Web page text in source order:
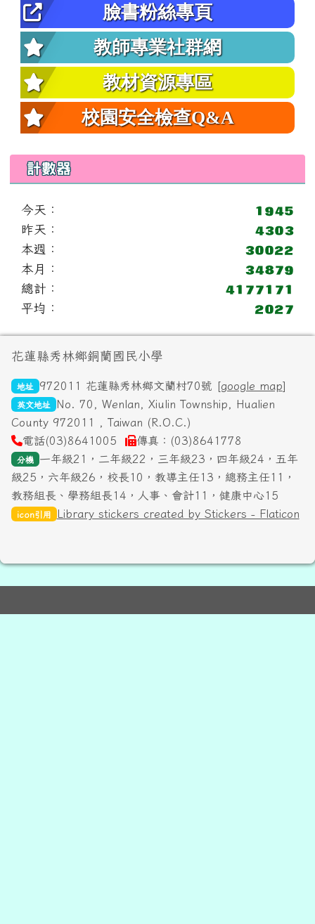
臉書粉絲專頁
教師專業社群網
教材資源專區
校園安全檢查Q&A
計數器
今天：
昨天：
本週：
本月：
總計：
平均：
頁尾區域內容
花蓮縣秀林鄉銅蘭國民小學
地址 972011 花蓮縣秀林鄉文蘭村70號 [google map]
英文地址
No. 70, Wenlan, Xiulin Township, Hualien
County 972011 , Taiwan (R.O.C.)
電話(03)8641005
傳真：(03)8641778
分機
一年級21，二年級22，三年級23，四年級24，五年
級25，六年級26，校長10，教導主任13，總務主任11，
教務組長、學務組長14，人事、會計11，健康中心15
icon引用 Library stickers created by Stickers - Flaticon